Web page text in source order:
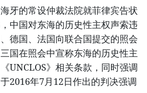
牙的常设仲裁法院就菲律宾告状
中国对东海的历史性主权声索违
德国、法国向联合国提交的照会
国在照会中宣称东海的历史性主
UNCLOS》相关条款，同时强调
2016年7月12日作出的判决强调